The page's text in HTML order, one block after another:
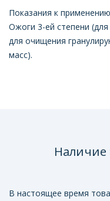
Показания к применению
Ожоги 3-ей степени
для очищения
масс).
Наличие
В настоящее время